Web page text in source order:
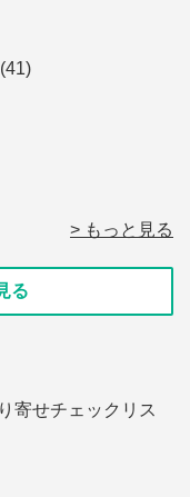
(41)
> もっと見る
る
寄せチェックリス